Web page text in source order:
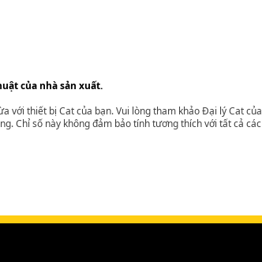
của nhà sản xuất.
với thiết bị Cat của bạn. Vui lòng tham khảo Đại lý Cat
Chỉ số này không đảm bảo tính tương thích với tất cả